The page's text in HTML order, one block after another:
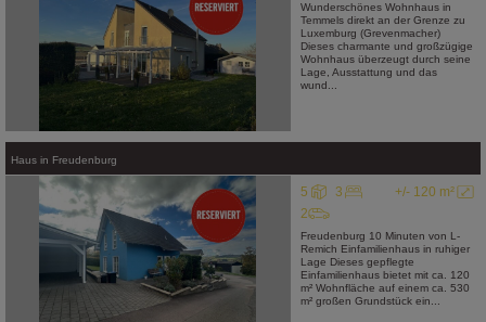
Wunderschönes Wohnhaus in
Temmels direkt an der Grenze zu
Luxemburg (Grevenmacher)
Dieses charmante und großzügige
Wohnhaus überzeugt durch seine
Lage, Ausstattung und das
wund...
Haus in Freudenburg
+/- 120 m²
5
3
2
Freudenburg 10 Minuten von L-
Remich Einfamilienhaus in ruhiger
Lage Dieses gepflegte
Einfamilienhaus bietet mit ca. 120
m² Wohnfläche auf einem ca. 530
m² großen Grundstück ein...